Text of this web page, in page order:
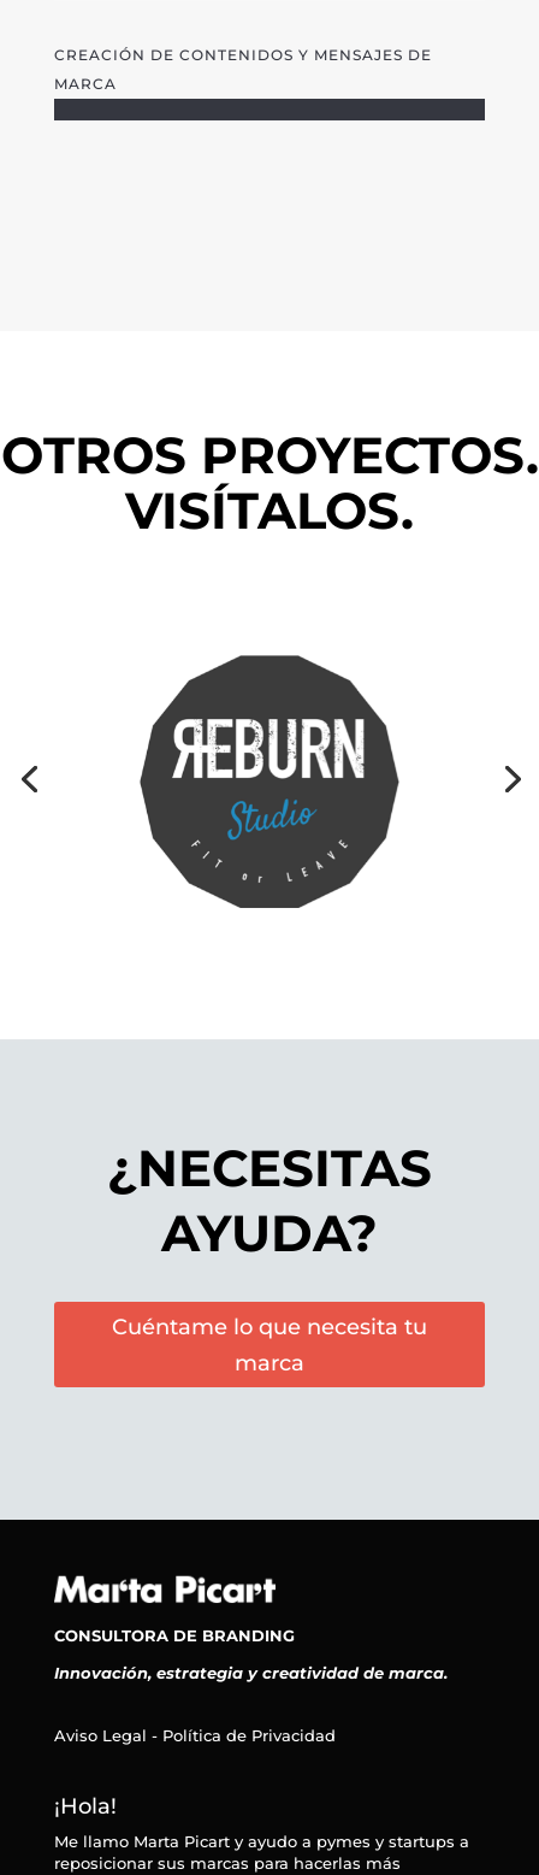
CREACIÓN DE CONTENIDOS Y MENSAJES DE
MARCA
OTROS PROYECTOS.
VISÍTALOS.
¿NECESITAS
AYUDA?
Cuéntame lo que necesita tu
marca
CONSULTORA DE BRANDING
Innovación, estrategia y creatividad de marca.
Aviso Legal - Política de Privacidad
¡Hola!
Me llamo Marta Picart y ayudo a pymes y startups a
reposicionar sus marcas para hacerlas más